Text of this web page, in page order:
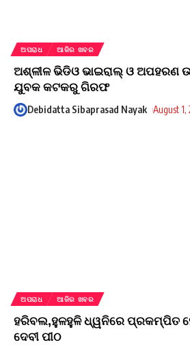
ଅପରାଧ ଆଜିର ଖବର
ଅଶ୍ଳୀଳ ଭିଡିଓ ଭାଇରାଲ୍ ଓ ଅପହରଣ
ଯୁବକ କଟକରୁ ଗିରଫ
Debidatta Sibaprasad Nayak August 1,
ଅପରାଧ ଆଜିର ଖବର
ହରିବଲ,ହୁଳହୁଳି ଧ୍ୱନିରେ ପ୍ରକମ୍ପିତ
ଦେବୀ ପୀଠ